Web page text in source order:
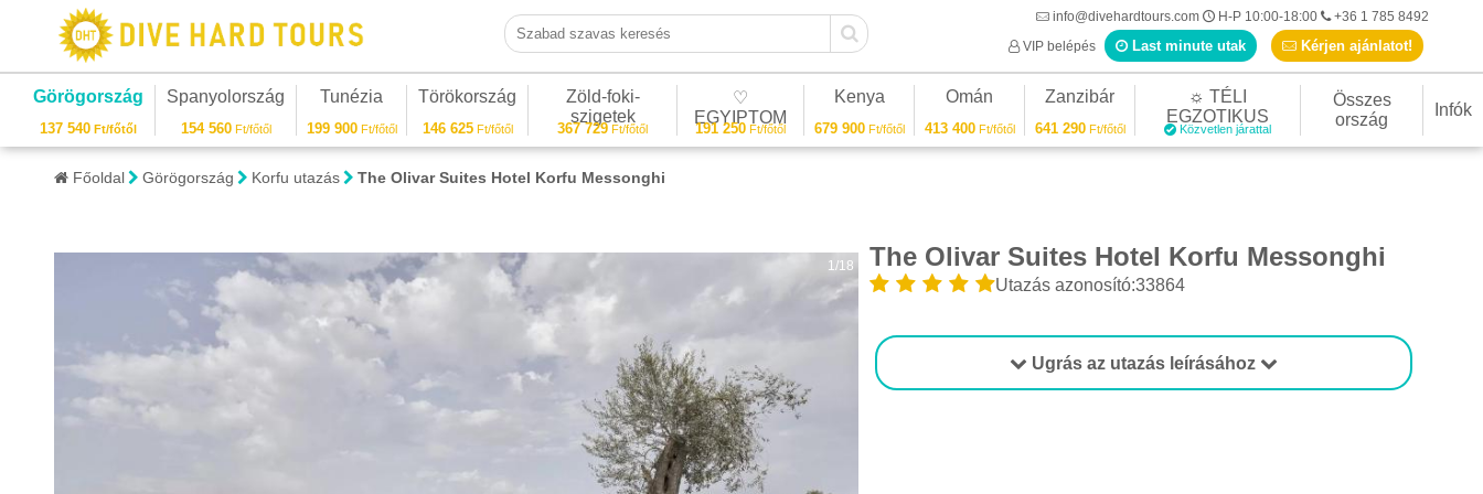
Szabad szavas keresés
info@divehardtours.com H-P 10:00-18:00
+36 1 785 8492
VIP belépés
Last minute utak Kérjen ajánlatot!
Görögország
137 540 Ft/főtől
Spanyolország
154 560Ft/főtől
Tunézia
199 900Ft/főtől
Törökország
146 625Ft/főtől
Zöld-foki-
szigetek
367 729 Ft/főtől
♡
EGYIPTOM
191 250 Ft/főtől
Kenya
679 900Ft/főtől
Omán
413 400Ft/főtől
Zanzibár
641 290Ft/főtől
☼ TÉLI
EGZOTIKUS
Közvetlen járattal
Összes
ország
Infók
Főoldal Görögország Korfu utazás The Olivar Suites Hotel Korfu Messonghi
The Olivar Suites Hotel Korfu Messonghi
Utazás azonosító:33864
Ugrás az utazás leírásához
1/18